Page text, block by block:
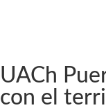
UACh
con el